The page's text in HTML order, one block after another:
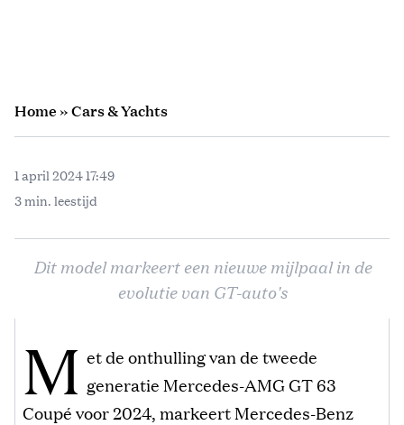
Home»Cars & Yachts
1 april 2024 17:49
3 min. leestijd
Dit model markeert een nieuwe mijlpaal in de
evolutie van GT-auto's
M et de onthulling van de tweede
generatie Mercedes-AMG GT 63
Coupé voor 2024, markeert Mercedes-Benz